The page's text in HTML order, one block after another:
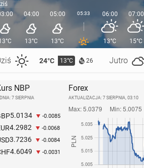
24°C 13°C 26 Jutro
04:00
13°C
05:00
13°C
05:33 06:00
13°C
07:00
15°C
NBP
7 SIERPNIA
5.0134 -0.0085
4.2982 -0.0068
3.7236 -0.0084
4.6049 -0.0031
Forex
AKTUALIZACJA: 7 SIERPNIA, 03:10